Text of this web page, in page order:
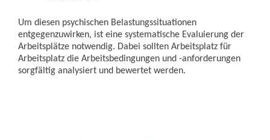
Um diesen psychischen Belastungssituationen
entgegenzuwirken, ist eine systematische Evaluierung der
Arbeitsplätze notwendig. Dabei sollten Arbeitsplatz für
Arbeitsplatz die Arbeitsbedingungen und -anforderungen
sorgfältig analysiert und bewertet werden.